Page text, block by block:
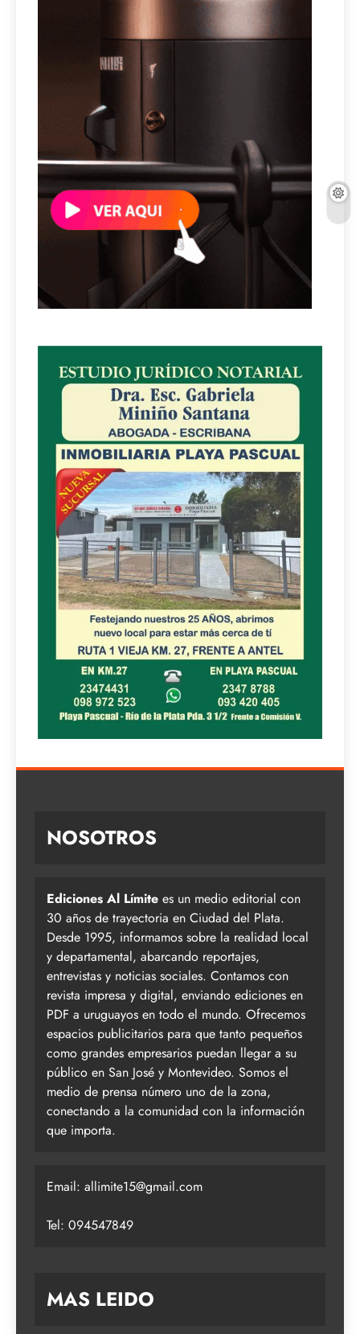
NOSOTROS
Ediciones Al Límite es un medio editorial con
30 años de trayectoria en Ciudad del Plata.
Desde 1995, informamos sobre la realidad local
y departamental, abarcando reportajes,
entrevistas y noticias sociales. Contamos con
revista impresa y digital, enviando ediciones en
PDF a uruguayos en todo el mundo. Ofrecemos
espacios publicitarios para que tanto pequeños
como grandes empresarios puedan llegar a su
público en San José y Montevideo. Somos el
medio de prensa número uno de la zona,
conectando a la comunidad con la información
que importa.
Email: allimite15@gmail.com
Tel: 094547849
MAS LEIDO